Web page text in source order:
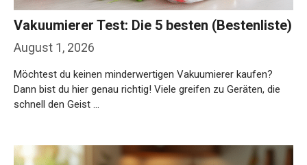
August 1, 2026
Vakuumierer Test: Die 5 besten (Bestenliste)
Möchtest du keinen minderwertigen Vakuumierer kaufen?
Dann bist du hier genau richtig! Viele greifen zu Geräten, die
schnell den Geist …